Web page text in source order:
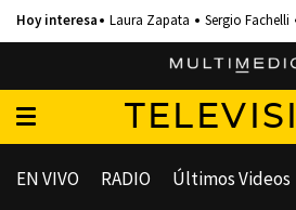
Laura Zapata Sergio Fachelli
EN VIVO RADIO Últimos Videos